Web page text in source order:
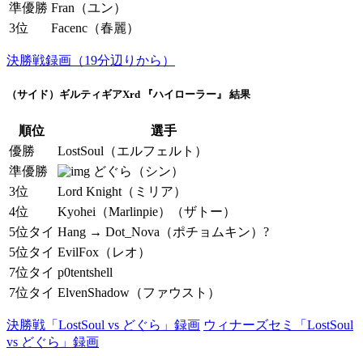
準優勝 Fran（ユン）
3位
Facenc（春麗）
決勝戦録画（19分辺りから）
（サイド）ギルティギアXrd 『ハイローラー』 結果
順位
選手
優勝
LostSoul（エルフェルト）
準優勝
どぐら（シン）
3位
Lord Knight（ミリア）
4位
Kyohei（Marlinpie）（ザトー）
5位タイ Hang → Dot_Nova（ポチョムキン）?
5位タイ EvilFox（レオ）
7位タイ p0tentshell
7位タイ ElvenShadow（ファウスト）
決勝戦「LostSoul vs どぐら」録画 ウィナーズセミ「LostSoul
vs どぐら」録画